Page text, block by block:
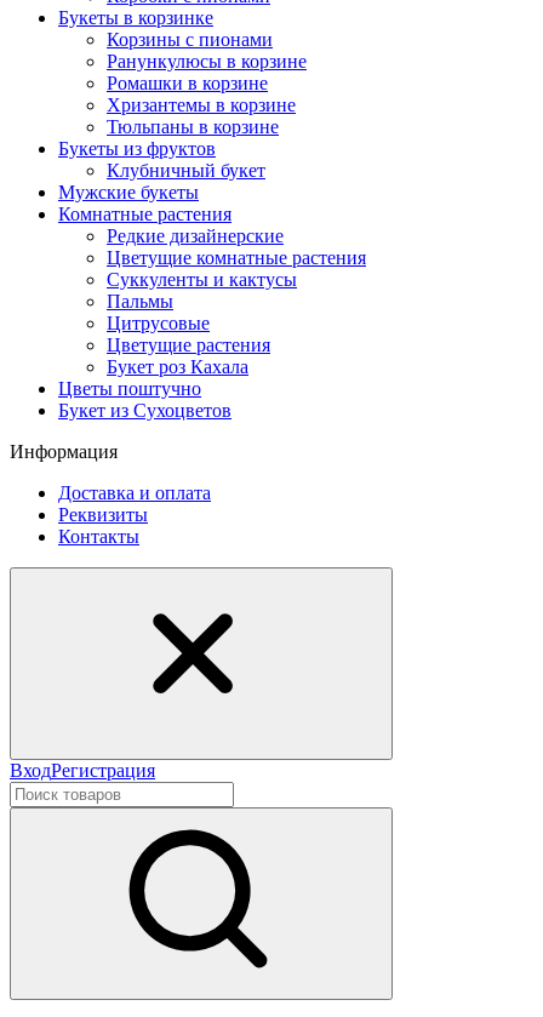
Букеты в корзинке
Корзины с пионами
Ранункулюсы в корзине
Ромашки в корзине
Хризантемы в корзине
Тюльпаны в корзине
Букеты из фруктов
Клубничный букет
Мужские букеты
Комнатные растения
Редкие дизайнерские
Цветущие комнатные растения
Суккуленты и кактусы
Пальмы
Цитрусовые
Цветущие растения
Букет роз Кахала
Цветы поштучно
Букет из Сухоцветов
Информация
Доставка и оплата
Реквизиты
Контакты
ВходРегистрация